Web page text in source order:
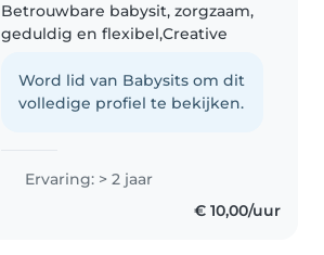
Betrouwbare babysit, zorgzaam,
geduldig en flexibel,Creative
Word lid van Babysits om dit
volledige profiel te bekijken.
Ervaring: > 2 jaar
€ 10,00/uur